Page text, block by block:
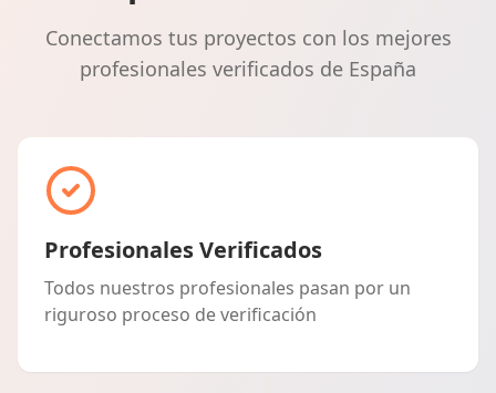
Conectamos tus proyectos con los mejores
profesionales verificados de España
Profesionales Verificados
Todos nuestros profesionales pasan por un
riguroso proceso de verificación